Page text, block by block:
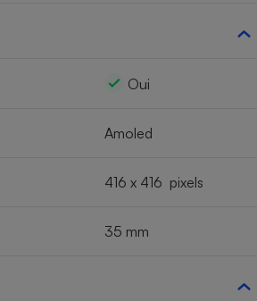
Oui
Amoled
416 x 416 pixels
35 mm